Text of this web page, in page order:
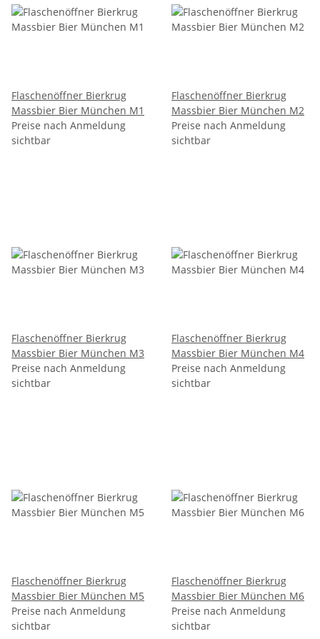
Flaschenöffner Bierkrug
Massbier Bier München M1
Preise nach Anmeldung
sichtbar
Flaschenöffner Bierkrug
Massbier Bier München M2
Preise nach Anmeldung
sichtbar
Flaschenöffner Bierkrug
Massbier Bier München M3
Preise nach Anmeldung
sichtbar
Flaschenöffner Bierkrug
Massbier Bier München M4
Preise nach Anmeldung
sichtbar
Flaschenöffner Bierkrug
Massbier Bier München M5
Preise nach Anmeldung
sichtbar
Flaschenöffner Bierkrug
Massbier Bier München M6
Preise nach Anmeldung
sichtbar